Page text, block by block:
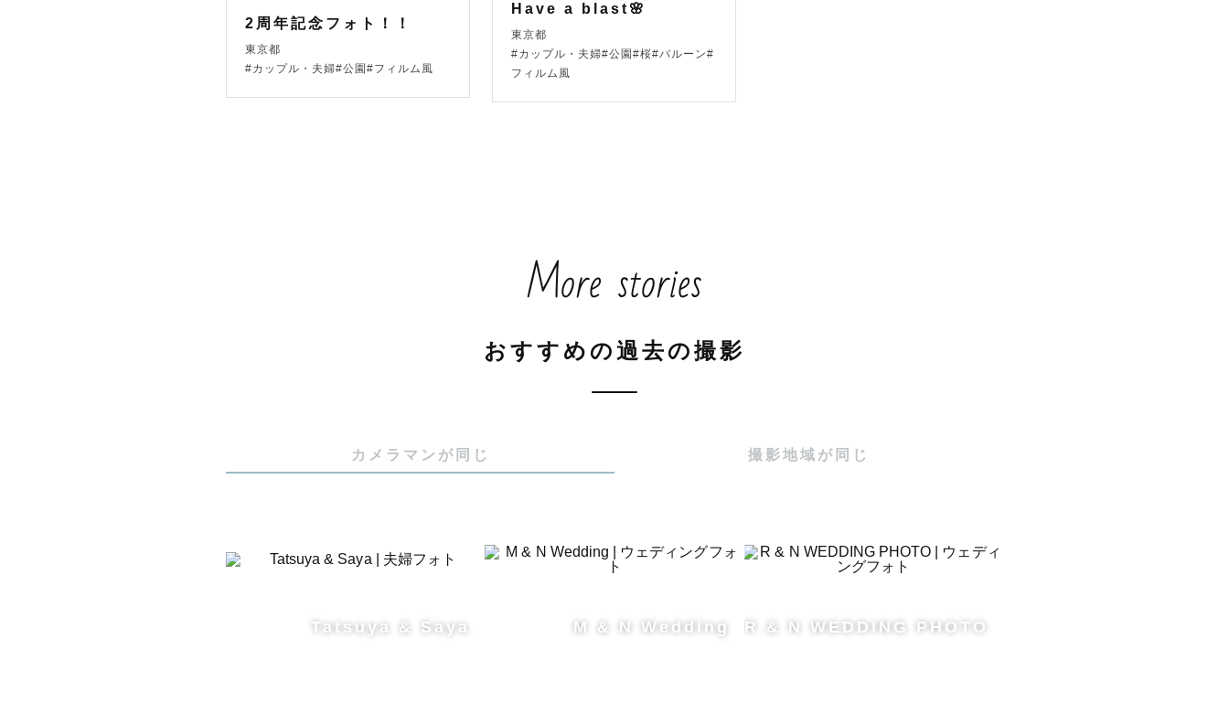
7月上旬〜中旬→ラベンダー畑
7月下旬〜8月上旬→ひまわり畑
8月上旬〜9月末まで→北海道ならではの広大な景色と花畑
10月〜四季彩の丘の花畑など
平日は認定こども園に勤務しているため、基本撮影対応ができません。また、
基本的には土日祝日のみ撮影対応となりますが、夏休みや冬休みの期間には平
日でも撮影可能な日があることも。。。
📩【指名料の割引】
さい💡
2周年記念フォト！！
東京都
#カップル・夫婦#公園#フィルム風
Have a blast🌸
東京都
#カップル・夫婦#公園#桜#バルーン#
フィルム風
More stories
おすすめの過去の撮影
カメラマンが同じ 撮影地域が同じ
Tatsuya & Saya M & N Wedding R & N WEDDING PHOTO